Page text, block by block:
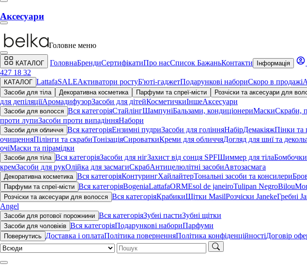
Аксесуари
Головне меню
КАТАЛОГ ГоловнаБрендиСертифікатиПро насСписок БажаньКонтакти Інформація
427 18 32
КАТАЛОГ LattafaSALEАктиватори ростуБ'юті-гаджетПодарункові набориСкоро в продажі
Засоби для тіла
Декоративна косметика Парфуми та спреї-місти Розчіски та аксесуари для
для депіляціїАромадифузорЗасоби для дітейКосметичкиІншеАксесуари
Засоби для волосся Вся категоріяСтайлінгШампуніБальзами, кондиціонериМаскиСкраби,
проти лупиЗасоби проти випадінняНабори
Засоби для обличчя Вся категоріяЕнзимні пудриЗасоби для голінняНабірДемакіяжПінки та
очищенняПілінги та скрабиТонізаціяСироваткиКреми для обличчяДогляд для шиї та
очіМаски та пірамідки
Засоби для тіла Вся категоріяЗасоби для нігЗахист від сонця SPFШиммер для тіла
кремЗасоби для рукОлійка для засмагиСкрабАнтицелюлітні засобиАвтозасмага
Декоративна косметика Вся категоріяКонтурингХайлайтерТональні засоби та консилери
Парфуми та спреї-місти Вся категоріяBogeniaLattafaORMEsol de janeiroTulipan NegroBilou
Розчіски та аксесуари для волосся Вся категоріяКрабикиЩітки MasilРозчіски JanekeГребні
Angel
Засоби для ротової порожнини Вся категоріяЗубні пастиЗубні щітки
Засоби для чоловіків Вся категоріяПодарункові набориПарфуми
Повернутись Доставка i оплатаПолітика поверненняПолітика конфіденційностіДоговір
Шукати: